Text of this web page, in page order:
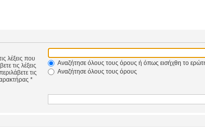
λέξεις που
τις λέξεις
τις
*
Αναζήτησε όλους τους όρους ή όπως εισήχθη το
Αναζήτησε όλους τους όρους